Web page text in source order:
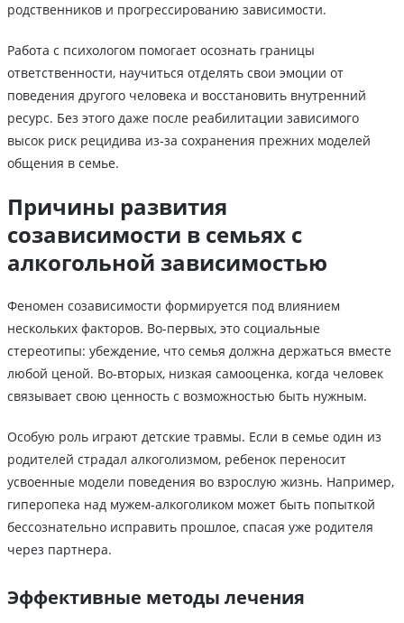
родственников и прогрессированию зависимости.
Работа с психологом помогает осознать границы
ответственности, научиться отделять свои эмоции от
поведения другого человека и восстановить внутренний
ресурс. Без этого даже после реабилитации зависимого
высок риск рецидива из-за сохранения прежних моделей
общения в семье.
Причины развития
созависимости в семьях с
алкогольной зависимостью
Феномен созависимости формируется под влиянием
нескольких факторов. Во-первых, это социальные
стереотипы: убеждение, что семья должна держаться вместе
любой ценой. Во-вторых, низкая самооценка, когда человек
связывает свою ценность с возможностью быть нужным.
Особую роль играют детские травмы. Если в семье один из
родителей страдал алкоголизмом, ребенок переносит
усвоенные модели поведения во взрослую жизнь. Например,
гиперопека над мужем-алкоголиком может быть попыткой
бессознательно исправить прошлое, спасая уже родителя
через партнера.
Эффективные методы лечения